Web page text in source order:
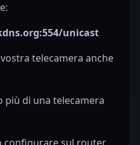
unicast
telecamera anche
più di una telecamera